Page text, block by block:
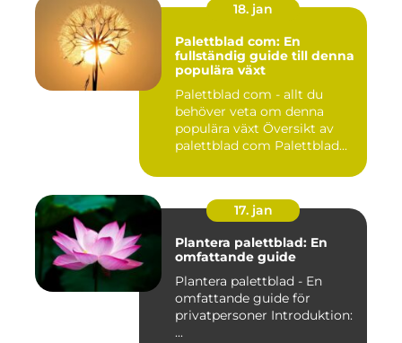
18. jan
Palettblad com: En
fullständig guide till denna
populära växt
Palettblad com - allt du
behöver veta om denna
populära växt Översikt av
palettblad com Palettblad...
17. jan
Plantera palettblad: En
omfattande guide
Plantera palettblad - En
omfattande guide för
privatpersoner Introduktion:
...